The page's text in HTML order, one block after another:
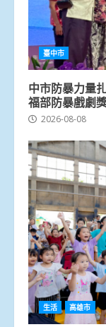
臺中市
中市防暴力量
福部防暴戲劇
2026-08-08
生活 高雄市